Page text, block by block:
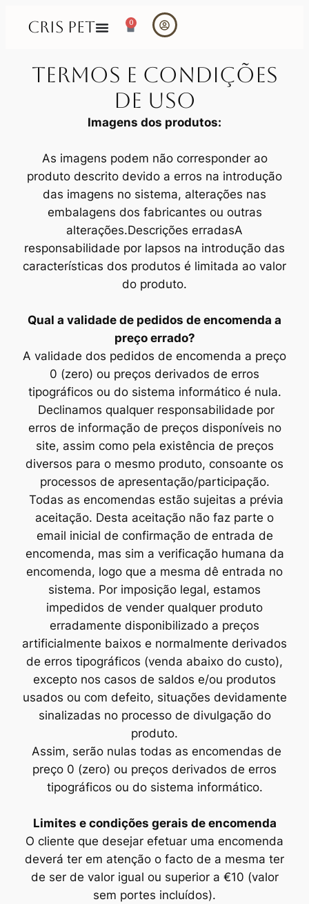
CRIS PET 0
Termos e condições
de uso
Imagens dos produtos:
As imagens podem não corresponder ao
produto descrito devido a erros na introdução
das imagens no sistema, alterações nas
embalagens dos fabricantes ou outras
alterações.Descrições erradasA
responsabilidade por lapsos na introdução das
características dos produtos é limitada ao valor
do produto.
Qual a validade de pedidos de encomenda a
preço errado?
A validade dos pedidos de encomenda a preço
0 (zero) ou preços derivados de erros
tipográficos ou do sistema informático é nula.
Declinamos qualquer responsabilidade por
erros de informação de preços disponíveis no
site, assim como pela existência de preços
diversos para o mesmo produto, consoante os
processos de apresentação/participação.
Todas as encomendas estão sujeitas a prévia
aceitação. Desta aceitação não faz parte o
email inicial de confirmação de entrada de
encomenda, mas sim a verificação humana da
encomenda, logo que a mesma dê entrada no
sistema. Por imposição legal, estamos
impedidos de vender qualquer produto
erradamente disponibilizado a preços
artificialmente baixos e normalmente derivados
de erros tipográficos (venda abaixo do custo),
excepto nos casos de saldos e/ou produtos
usados ou com defeito, situações devidamente
sinalizadas no processo de divulgação do
produto.
Assim, serão nulas todas as encomendas de
preço 0 (zero) ou preços derivados de erros
tipográficos ou do sistema informático.
Limites e condições gerais de encomenda
O cliente que desejar efetuar uma encomenda
deverá ter em atenção o facto de a mesma ter
de ser de valor igual ou superior a €10 (valor
sem portes incluídos).